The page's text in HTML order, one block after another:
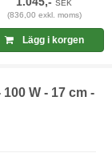
SEK
(836,00 exkl. moms)
Lägg i korgen
W - 17 cm -